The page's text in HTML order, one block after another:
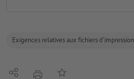
Exigences relatives aux fichiers d'impression
PartagerimprimerAjouter à liste d'article